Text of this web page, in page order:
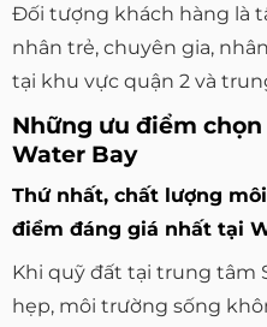
Đối tượng khách hàng là
nhân trẻ, chuyên gia,
tại khu vực quận 2 và
Những ưu điểm
Water Bay
Thứ nhất, chất lượng
điểm đáng giá nhất tại
Khi quỹ đất tại trung tâm
hẹp, môi trường sống